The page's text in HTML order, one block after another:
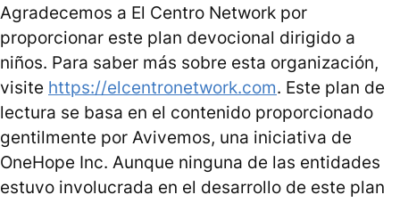
Agradecemos a El Centro Network por
proporcionar este plan devocional dirigido a
niños. Para saber más sobre esta organización,
visite https://elcentronetwork.com. Este plan de
lectura se basa en el contenido proporcionado
gentilmente por Avivemos, una iniciativa de
OneHope Inc. Aunque ninguna de las entidades
estuvo involucrada en el desarrollo de este plan